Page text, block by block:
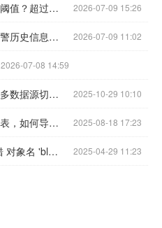
平台上配置了事件，如何监测的阈值？超过阈值设备会自动上报事件吗？ 2026-07-09 15:26
想要获取设备实时告警信息和告警历史信息，保存到数据库新建的告警记录表，应该怎么实现？ 2026-07-09 11:02
2026-07-08 14:59
定时任务方法报错，方法中是有多数据源切换查询的 2025-10-29 10:10
前端代码中，对于有子标题的列表，如何导出？ 2025-08-18 17:23
blade配置多数据源后debug报错 对象名 'blade_scope_data' 无效 2025-04-29 11:23